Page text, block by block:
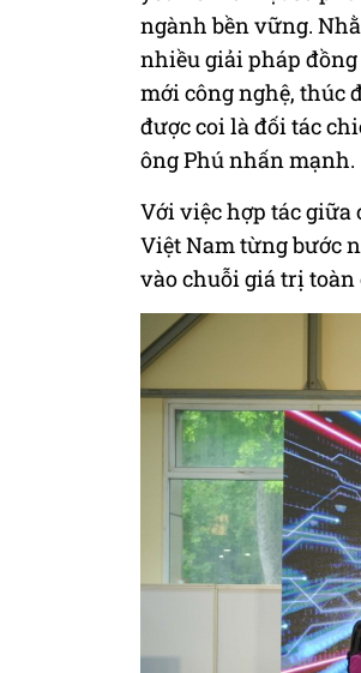
ngành bền vững.
nhiều giải pháp
mới công nghệ, thúc
được coi là đối tác
ông Phú nhấn mạnh.
Với việc hợp tác giữa
Việt Nam từng bước
vào chuỗi giá trị toàn